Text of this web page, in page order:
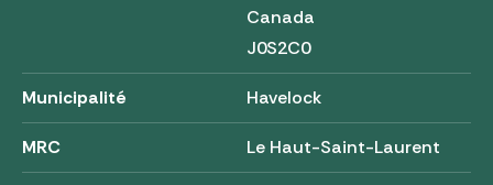
Canada
J0S2C0
Municipalité Havelock
MRC Le Haut-Saint-Laurent